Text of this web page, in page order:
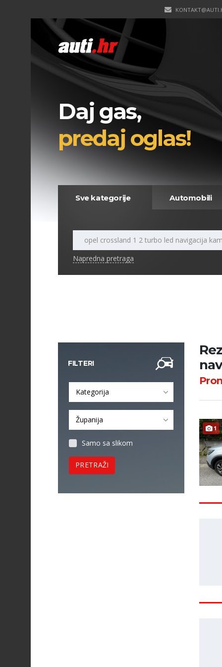
Daj gas,
predaj oglas!
Sve kategorije Automobili
Napredna pretraga
FILTERI
Kategorija
Županija
Samo sa slikom
PRETRAŽI
1